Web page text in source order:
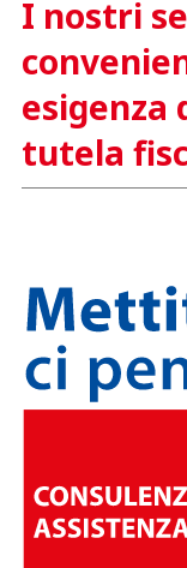
I nostri
esigenza
tutela